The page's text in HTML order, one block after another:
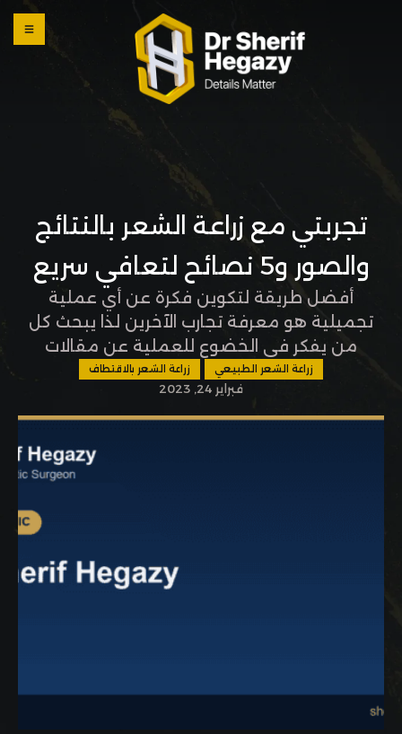
تجربتي مع زراعة الشعر بالنتائج
والصور و5 نصائح لتعافي سريع
أفضل طريقة لتكوين فكرة عن أي عملية
تجميلية هو معرفة تجارب الآخرين لذا يبحث كل
من يفكر في الخضوع للعملية عن مقالات
بعنوان تجربتي مع زراعة الشعر وهو موضوع
حديثنا في السطور القادمة، فتابع معنا عزيزي
القارئ لمعرفة أهم التفاصيل حول زراعة الشعر
من مميزات وعيوب وأسعار. عملية زراعة الشعر
زراعة الشعر الطبيعي زراعة الشعر بالاقتطاف
فبراير 24, 2023